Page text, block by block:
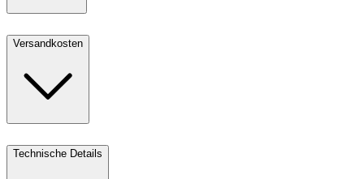
Versandkosten
Technische Details